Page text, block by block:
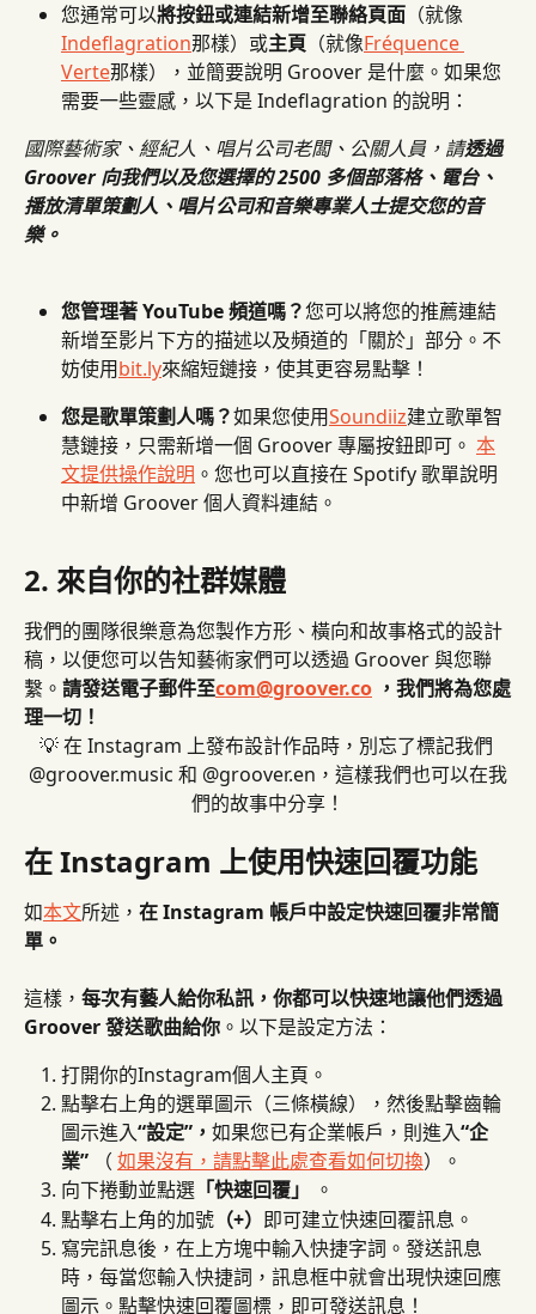
您通常可以將按鈕或連結新增至聯絡頁面 （就像
Indeflagration那樣）或主頁 （就像Fréquence
Verte那樣），並簡要說明 Groover 是什麼。如果您
需要一些靈感，以下是 Indeflagration 的說明：
國際藝術家、經紀人、唱片公司老闆、公關人員，請透過
Groover 向我們以及您選擇的 2500 多個部落格、電台、
播放清單策劃人、唱片公司和音樂專業人士提交您的音
樂。
您管理著 YouTube 頻道嗎？您可以將您的推薦連結
新增至影片下方的描述以及頻道的「關於」部分。不
妨使用bit.ly來縮短鏈接，使其更容易點擊！
您是歌單策劃人嗎？如果您使用Soundiiz建立歌單智
慧鏈接，只需新增一個 Groover 專屬按鈕即可。 本
文提供操作說明 。您也可以直接在 Spotify 歌單說明
中新增 Groover 個人資料連結。
2. 來自你的社群媒體
我們的團隊很樂意為您製作方形、橫向和故事格式的設計
稿，以便您可以告知藝術家們可以透過 Groover 與您聯
繫。 請發送電子郵件至com@groover.co ，​​我們將為您處
理一切！
💡 在 Instagram 上發布設計作品時，別忘了標記我們
@groover.music 和 @groover.en，這樣我們也可以在我
們的故事中分享！
在 Instagram 上使用快速回覆功能
如本文所述， 在 Instagram 帳戶中設定快速回覆非常簡
單。
這樣， 每次有藝人給你私訊，你都可以快速地讓他們透過
Groover 發送歌曲給你 。以下是設定方法：
打開你的Instagram個人主頁。
點擊右上角的選單圖示（三條橫線），然後點擊齒輪
圖示進入“設定”， 如果您已有企業帳戶，則進入“企
業” （ 如果沒有，請點擊此處查看如何切換）。
向下捲動並點選 「快速回覆」
。
點擊右上角的加號 （+） 即可建立快速回覆訊息。
寫完訊息後，在上方塊中輸入快捷字詞。發送訊息
時，每當您輸入快捷詞，訊息框中就會出現快速回應
圖示。點擊快速回覆圖標，即可發送訊息！